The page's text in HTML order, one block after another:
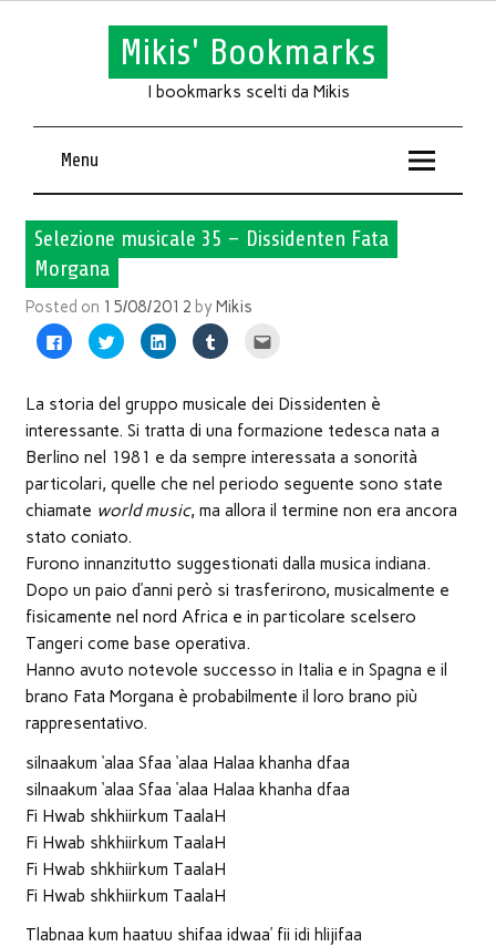
Mikis' Bookmarks
I bookmarks scelti da Mikis
Menu
Selezione musicale 35 – Dissidenten Fata
Morgana
Posted on 15/08/2012 byMikis
Fai
clic
Facebook
apre
una
finestra)
Fai
clic
su
Twitter
(Si
in
nuova
finestra)
Fai
clic
su
(Si
in
nuova
finestra)
Fai
clic
su
(Si
in
una
nuova
finestra)
l'articolo
mail
un
(Si
in
La storia del gruppo musicale dei Dissidenten è
interessante. Si tratta di una formazione tedesca nata a
Berlino nel 1981 e da sempre interessata a sonorità
particolari, quelle che nel periodo seguente sono state
chiamate world music, ma allora il termine non era ancora
stato coniato.
Furono innanzitutto suggestionati dalla musica indiana.
Dopo un paio d’anni però si trasferirono, musicalmente e
fisicamente nel nord Africa e in particolare scelsero
Tangeri come base operativa.
Hanno avuto notevole successo in Italia e in Spagna e il
brano Fata Morgana è probabilmente il loro brano più
rappresentativo.
silnaakum ‘alaa Sfaa ‘alaa Halaa khanha dfaa
silnaakum ‘alaa Sfaa ‘alaa Halaa khanha dfaa
Fi Hwab shkhiirkum TaalaH
Fi Hwab shkhiirkum TaalaH
Fi Hwab shkhiirkum TaalaH
Fi Hwab shkhiirkum TaalaH
Tlabnaa kum haatuu shifaa idwaa’ fii idi hlijifaa